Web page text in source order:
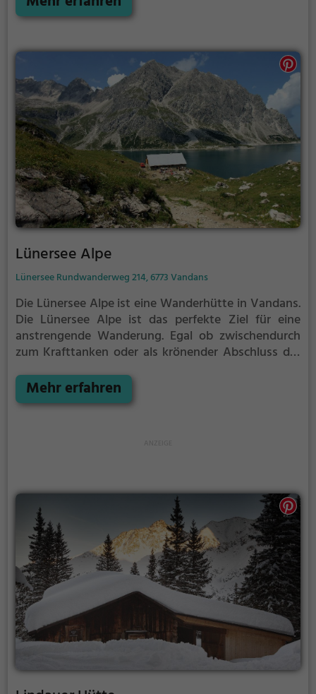
Lünersee Alpe
Lünersee Rundwanderweg 214, 6773 Vandans
Die Lünersee Alpe ist eine Wanderhütte in Vandans.
Die Lünersee Alpe ist das perfekte Ziel für eine
anstrengende Wanderung. Egal ob zwischendurch
zum Krafttanken oder als krönender Abschluss der
Mehr erfahren